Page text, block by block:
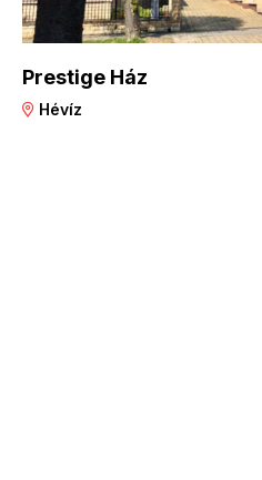
Prestige Ház
Hévíz